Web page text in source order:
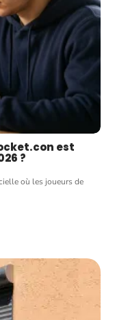
est
?
où les joueurs de